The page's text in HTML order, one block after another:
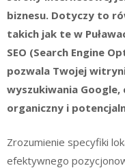
biznesu. Dotyczy to
takich jak te w
SEO (Search Engine
pozwala Twojej
wyszukiwania Google,
organiczny i
Zrozumienie specyfiki
efektywnego